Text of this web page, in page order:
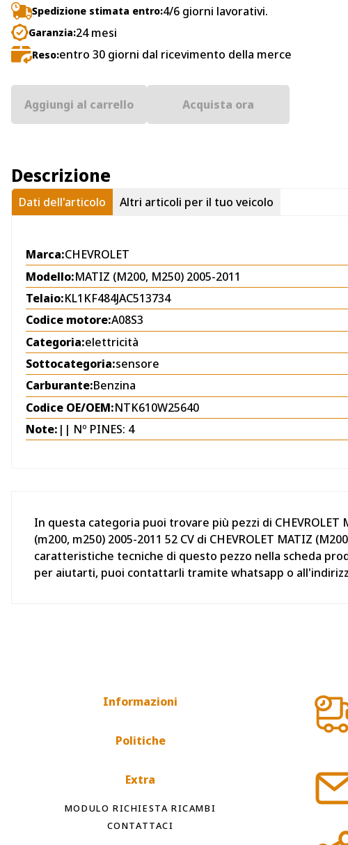
Spedizione stimata entro:4/6 giorni lavorativi.
Garanzia:24 mesi
Reso:entro 30 giorni dal ricevimento della merce
Aggiungi al carrello Acquista ora
Descrizione
Dati dell'articolo Altri articoli per il tuo veicolo
Marca:CHEVROLET
Modello:MATIZ (M200, M250) 2005-2011
Telaio:KL1KF484JAC513734
Codice motore:A08S3
Categoria:elettricità
Sottocategoria:sensore
Carburante:Benzina
Codice OE/OEM:NTK610W25640
Note: || Nº PINES: 4
In questa categoria puoi trovare più pezzi di
(m200, m250) 2005-2011 52 CV di CHEVROLET MATIZ
caratteristiche tecniche di questo pezzo nella scheda
per aiutarti, puoi contattarli tramite whatsapp o
Informazioni
Politiche
Extra
MODULO RICHIESTA RICAMBI
CONTATTACI